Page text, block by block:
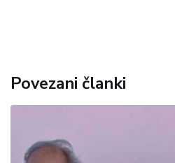
Povezani članki